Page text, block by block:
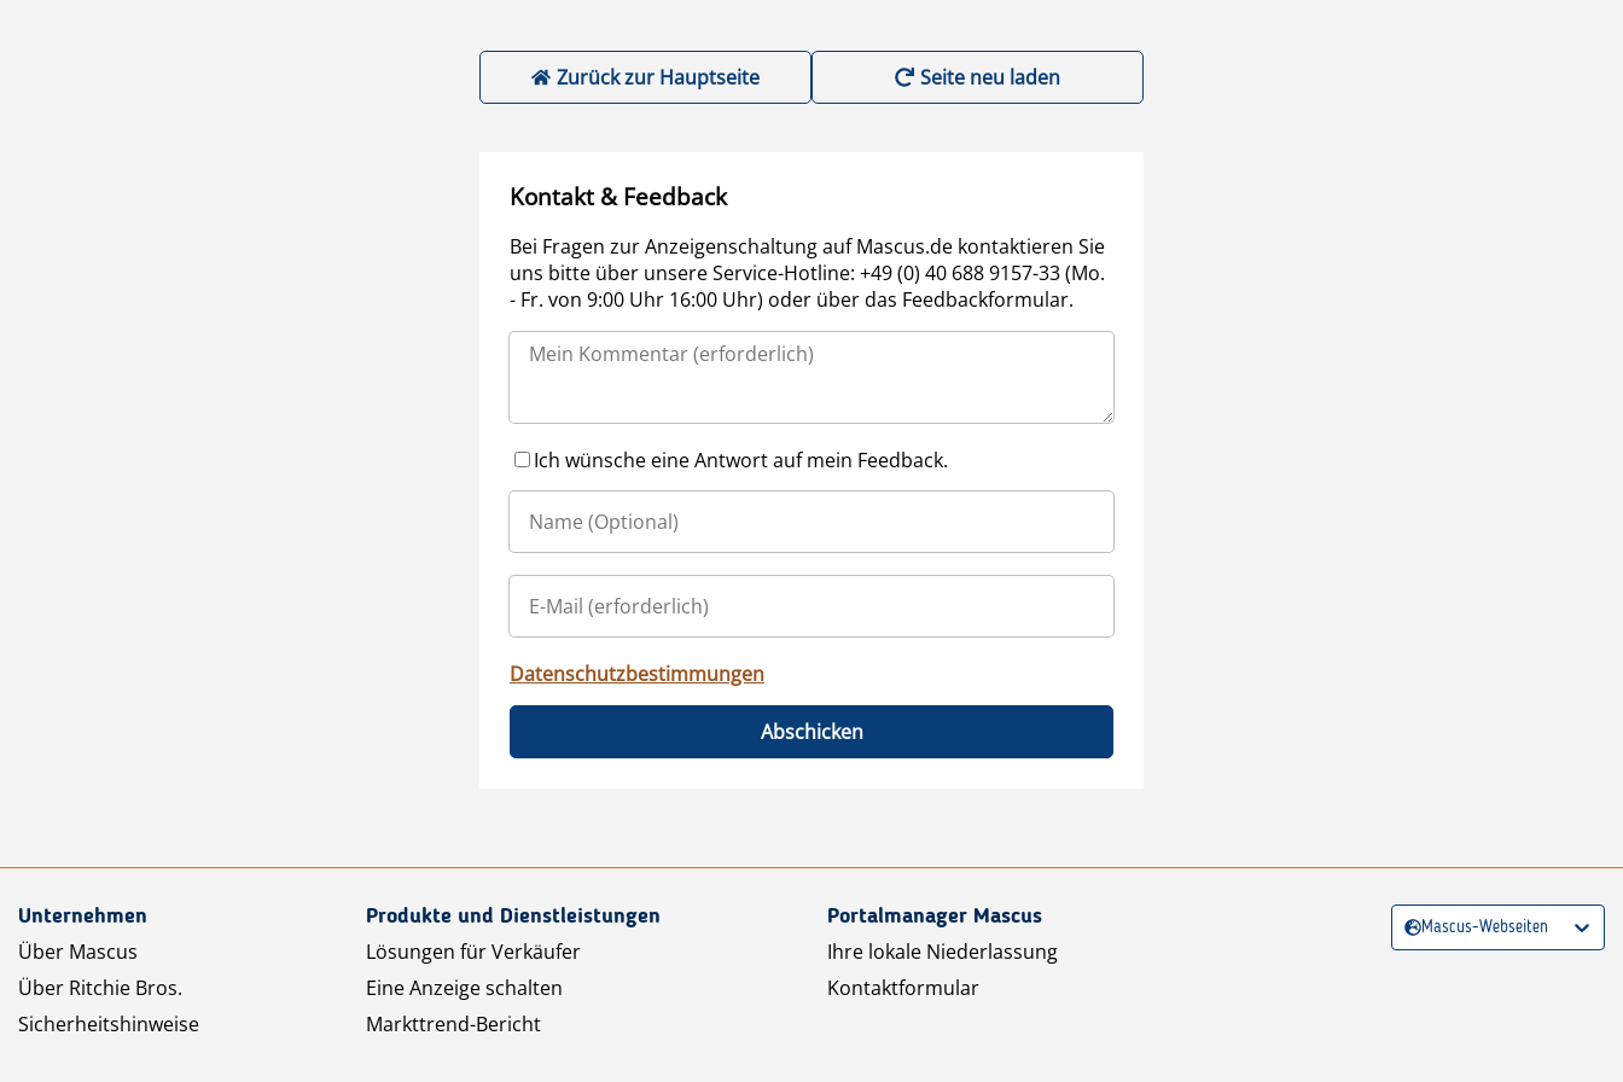
Zurück zur Hauptseite Seite neu laden
Kontakt & Feedback
Bei Fragen zur Anzeigenschaltung auf Mascus.de kontaktieren Sie
uns bitte über unsere Service-Hotline: +49 (0) 40 688 9157-33 (Mo.
- Fr. von 9:00 Uhr 16:00 Uhr) oder über das Feedbackformular.
Ich wünsche eine Antwort auf mein Feedback.
Datenschutzbestimmungen
Abschicken
Unternehmen
Über Mascus
Über Ritchie Bros.
Sicherheitshinweise
Produkte und Dienstleistungen
Lösungen für Verkäufer
Eine Anzeige schalten
Markttrend-Bericht
Portalmanager Mascus
Ihre lokale Niederlassung
Kontaktformular
Mascus-Webseiten